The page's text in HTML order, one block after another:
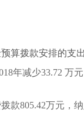
算拨款安排的支出
年减少33.72 万
款805.42万元，